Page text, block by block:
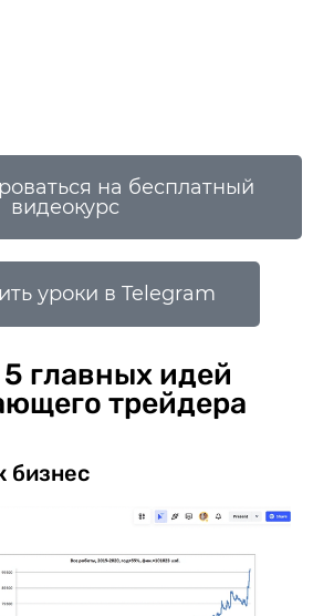
на бесплатный
видеокурс
уроки в Telegram
главных идей
трейдера
бизнес